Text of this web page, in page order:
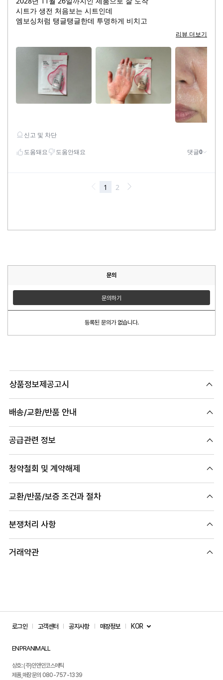
문의
문의하기
등록된 문의가 없습니다.
상품정보제공고시
배송/교환/반품 안내
공급관련 정보
청약철회 및 계약해제
교환/반품/보증 조건과 절차
분쟁처리 사항
거래약관
로그인 고객센터 공지사항 매장정보 KOR
ENPRANIMALL
상호: (주)인앤인코스메틱
제품,매장문의 080-757-1339